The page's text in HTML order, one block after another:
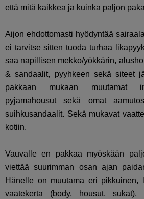
että mitä kaikkea ja kuinka paljon
Aijon ehdottomasti hyödyntää
ei tarvitse sitten tuoda turhaa
saa napillisen mekko/yökkärin,
& sandaalit, pyyhkeen sekä siteet
pakkaan mukaan muutamat
pyjamahousut sekä omat
suihkusandaalit. Sekä mukavat
kotiin.
Vauvalle en pakkaa myöskään
viettää suurimman osan ajan
Hänelle on muutama eri pikkuinen,
vaatekerta (body, housut, sukat),